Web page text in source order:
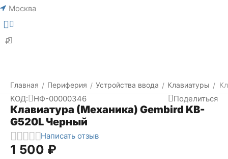
Москва
₽
Главная / Периферия / Устройства ввода / Клавиатуры /
КОД: НФ-00000346 Поделиться
Клавиатура (Механика) Gembird KB-
G520L Черный
Написать отзыв
1 500 ₽